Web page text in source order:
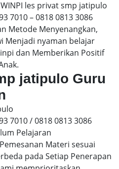
les privat smp jatipulo
7010 – 0818 0813 3086
Metode Menyenangkan,
Menjadi nyaman belajar
dan Memberikan Positif
jatipulo Guru
7010 / 0818 0813 3086
Pelajaran
Materi sesuai
pada Setiap Penerapan